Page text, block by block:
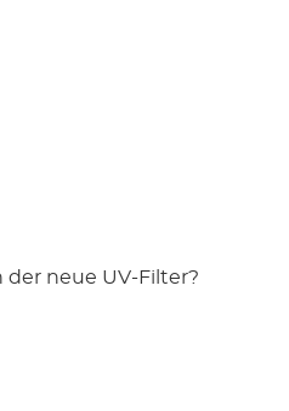
der neue UV-Filter?